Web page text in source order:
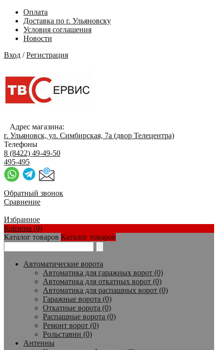
Оплата
Доставка по г. Ульяновску
Условия соглашения
Новости
Вход /Регистрация
Адрес магазина:
г. Ульяновск, ул. Симбирская, 7а (двор Телецентра)
Телефоны
8 (8422) 49-49-50
495-495
Обратный звонок
Сравнение
Избранное
Корзина (0)
Каталог товаров Каталог товаров
Автоматические ворота
Автоматика для гаражных ворот (0)
Автоматика для откатных ворот (0)
Автоматика для распашных ворот (0)
Гаражные ворота (0)
Откатные ворота (0)
Распашные ворота (0)
Ремонт ворот (0)
Рольставни (0)
Антенны